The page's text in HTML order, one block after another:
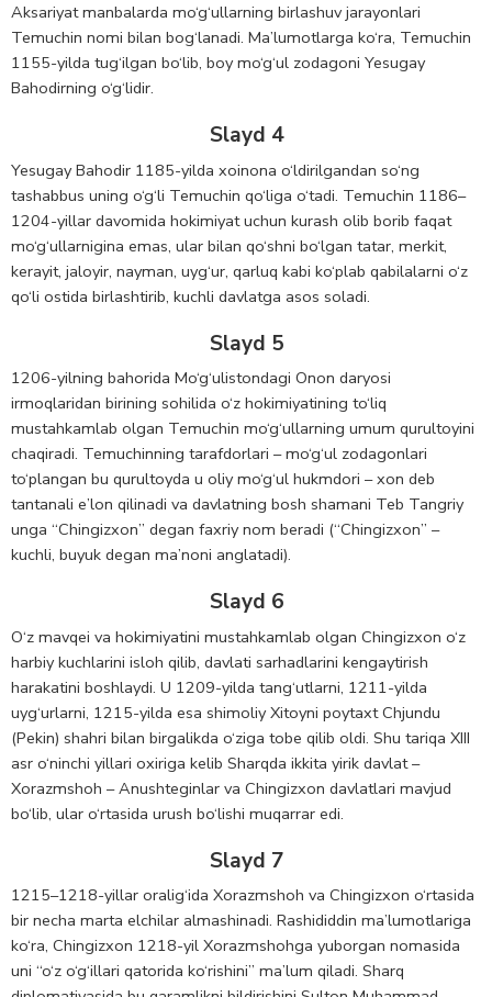
Aksariyat manbalarda mo‘g‘ullarning birlashuv jarayonlari
Temuchin nomi bilan bog‘lanadi. Ma’lumotlarga ko‘ra, Temuchin
1155-yilda tug‘ilgan bo‘lib, boy mo‘g‘ul zodagoni Yesugay
Bahodirning o‘g‘lidir.
Slayd 4
Yesugay Bahodir 1185-yilda xoinona o‘ldirilgandan so‘ng
tashabbus uning o‘g‘li Temuchin qo‘liga o‘tadi. Temuchin 1186–
1204-yillar davomida hokimiyat uchun kurash olib borib faqat
mo‘g‘ullarnigina emas, ular bilan qo‘shni bo‘lgan tatar, merkit,
kerayit, jaloyir, nayman, uyg‘ur, qarluq kabi ko‘plab qabilalarni o‘z
qo‘li ostida birlashtirib, kuchli davlatga asos soladi.
Slayd 5
1206-yilning bahorida Mo‘g‘ulistondagi Onon daryosi
irmoqlaridan birining sohilida o‘z hokimiyatining to‘liq
mustahkamlab olgan Temuchin mo‘g‘ullarning umum qurultoyini
chaqiradi. Temuchinning tarafdorlari – mo‘g‘ul zodagonlari
to‘plangan bu qurultoyda u oliy mo‘g‘ul hukmdori – xon deb
tantanali e’lon qilinadi va davlatning bosh shamani Teb Tangriy
unga “Chingizxon” degan faxriy nom beradi (“Chingizxon” –
kuchli, buyuk degan ma’noni anglatadi).
Slayd 6
O‘z mavqei va hokimiyatini mustahkamlab olgan Chingizxon o‘z
harbiy kuchlarini isloh qilib, davlati sarhadlarini kengaytirish
harakatini boshlaydi. U 1209-yilda tang‘utlarni, 1211-yilda
uyg‘urlarni, 1215-yilda esa shimoliy Xitoyni poytaxt Chjundu
(Pekin) shahri bilan birgalikda o‘ziga tobe qilib oldi. Shu tariqa XIII
asr o‘ninchi yillari oxiriga kelib Sharqda ikkita yirik davlat –
Xorazmshoh – Anushteginlar va Chingizxon davlatlari mavjud
bo‘lib, ular o‘rtasida urush bo‘lishi muqarrar edi.
Slayd 7
1215–1218-yillar oralig‘ida Xorazmshoh va Chingizxon o‘rtasida
bir necha marta elchilar almashinadi. Rashididdin ma’lumotlariga
ko‘ra, Chingizxon 1218-yil Xorazmshohga yuborgan nomasida
uni “o‘z o‘g‘illari qatorida ko‘rishini” ma’lum qiladi. Sharq